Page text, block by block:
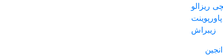
ریزالو
پاورپوینت
زیبراش